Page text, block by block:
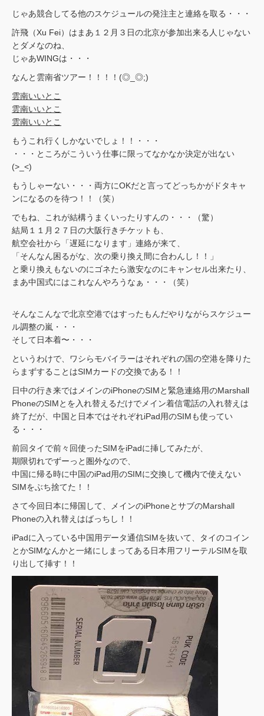
じゃあ競合してる他のスケジュールの発注主と連絡を取る・・・
許飛（Xu Fei）はまあ１２月３日の北京が参加出来る人じゃない
とダメなのね、
じゃあWINGは・・・
なんと雲南省ツアー！！！！(◎_◎;)
雲南いいとこ
雲南いいとこ
雲南いいとこ
もうこれ行くしかないでしょ！！・・・
・・・ところがこういう仕事に限ってなかなか決定が出ない
(>_<)
もうしゃーない・・・両方にOKだと言ってどっちかがドタキャ
ンになるのを待つ！！（笑）
でもね、これが結構うまくいったりすんの・・・（驚）
結局１１月２７日の大阪行きチケットも、
航空会社から「遅延になります」連絡が来て、
「そんなん困るがな、次の乗り換え間に合わんし！！」
と乗り換えもないのにゴネたら激安なのにキャンセル出来たり、
まあ中国式にはこれなんやろうなぁ・・・（笑）
そんなこんなで北京空港ではすったもんだやりながらスケジュー
ル調整の嵐・・・
そして日本着〜・・・
というわけで、ワシらモバイラーはそれぞれの国の空港を降りた
らまずすることはSIMカードの交換である！！
日中の行き来ではメインのiPhoneのSIMと緊急連絡用のMarshall
PhoneのSIMとを入れ替えるだけでメイン着信電話の入れ替えは
終了だが、中国と日本ではそれぞれiPad用のSIMも使ってい
る・・・
前回タイで前々回使ったSIMをiPadに挿してみたが、
期限切れでずーっと圏外なので、
中国に帰る時に中国のiPad用のSIMに交換して機内で使えない
SIMをぶち捨てた！！
さて今回日本に帰国して、メインのiPhoneとサブのMarshall
Phoneの入れ替えはばっちし！！
iPadに入っている中国用データ通信SIMを抜いて、タイのコイン
とかSIMなんかと一緒にしまってある日本用フリーテルSIMを取
り出して挿す！！